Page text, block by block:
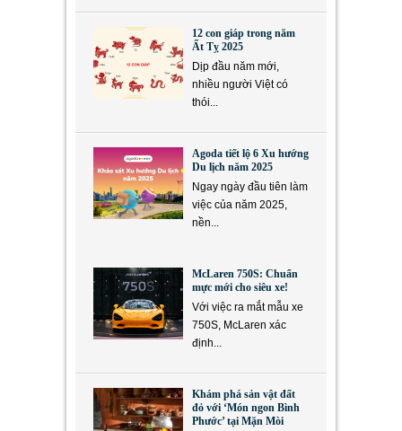
12 con giáp trong năm
Ất Tỵ 2025
Dịp đầu năm mới,
nhiều người Việt có
thói...
Agoda tiết lộ 6 Xu hướng
Du lịch năm 2025
Ngay ngày đầu tiên làm
việc của năm 2025,
nền...
McLaren 750S: Chuẩn
mực mới cho siêu xe!
Với việc ra mắt mẫu xe
750S, McLaren xác
định...
Khám phá sản vật đất
đỏ với ‘Món ngon Bình
Phước’ tại Mặn Mòi